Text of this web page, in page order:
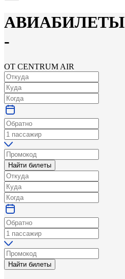
АВИАБИЛЕТЫ
-
ОТ CENTRUM AIR
Найти билеты
Найти билеты